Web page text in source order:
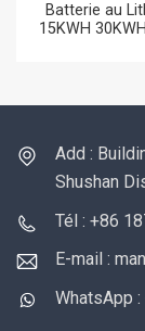
Batterie au
15KWH
Add :
Shushan
Tél : +86
E-mail :
WhatsApp